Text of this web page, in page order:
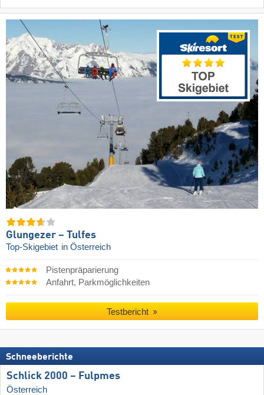
Glungezer – Tulfes
Top-Skigebiet in Österreich
Pistenpräparierung
Anfahrt, Parkmöglichkeiten
Testbericht
Schneeberichte
Schlick 2000 – Fulpmes
Österreich